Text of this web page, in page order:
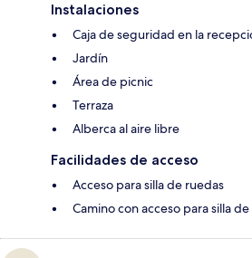
Instalaciones
Caja de seguridad en la
Jardín
Área de picnic
Terraza
Alberca al aire libre
Facilidades de acceso
Acceso para silla de ruedas
Camino con acceso para silla